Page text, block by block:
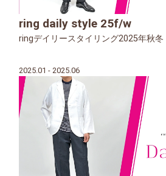
ring daily style 25f/w
ringデイリースタイリング2025年秋冬
2025.01 - 2025.06